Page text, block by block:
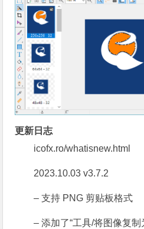
更新日志
icofx.ro/whatisnew.html
2023.10.03 v3.7.2
– 支持 PNG 剪贴板格式
– 添加了“工具/将图像复制